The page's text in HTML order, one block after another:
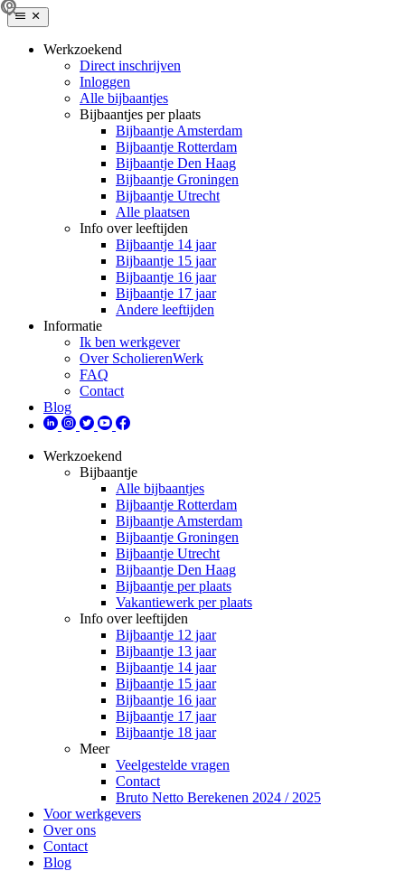
Werkzoekend
Direct inschrijven
Inloggen
Alle bijbaantjes
Bijbaantjes per plaats
Bijbaantje Amsterdam
Bijbaantje Rotterdam
Bijbaantje Den Haag
Bijbaantje Groningen
Bijbaantje Utrecht
Alle plaatsen
Info over leeftijden
Bijbaantje 14 jaar
Bijbaantje 15 jaar
Bijbaantje 16 jaar
Bijbaantje 17 jaar
Andere leeftijden
Informatie
Ik ben werkgever
Over ScholierenWerk
FAQ
Contact
Blog
Werkzoekend
Bijbaantje
Alle bijbaantjes
Bijbaantje Rotterdam
Bijbaantje Amsterdam
Bijbaantje Groningen
Bijbaantje Utrecht
Bijbaantje Den Haag
Bijbaantje per plaats
Vakantiewerk per plaats
Info over leeftijden
Bijbaantje 12 jaar
Bijbaantje 13 jaar
Bijbaantje 14 jaar
Bijbaantje 15 jaar
Bijbaantje 16 jaar
Bijbaantje 17 jaar
Bijbaantje 18 jaar
Meer
Veelgestelde vragen
Contact
Bruto Netto Berekenen 2024 / 2025
Voor werkgevers
Over ons
Contact
Blog